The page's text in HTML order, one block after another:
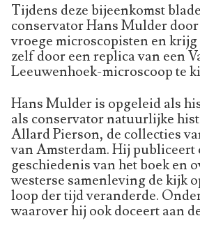
Tijdens deze bijeenkomst
conservator Hans Mulder
vroege microscopisten en krijg
zelf door een replica van een
Leeuwenhoek-microscoop te
Hans Mulder is opgeleid als
als conservator natuurlijke
Allard Pierson, de collecties
van Amsterdam. Hij publiceert
geschiedenis van het boek en
westerse samenleving de kijk
loop der tijd veranderde.
waarover hij ook doceert aan